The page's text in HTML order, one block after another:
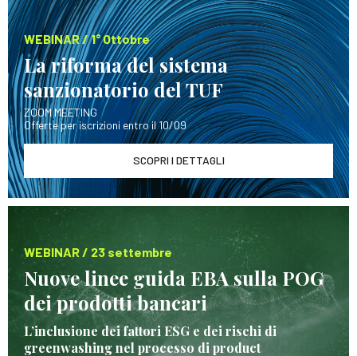
WEBINAR / 1° Ottobre
La riforma del sistema
sanzionatorio del TUF
ZOOM MEETING
Offerte per iscrizioni entro il 10/09
SCOPRI I DETTAGLI
WEBINAR / 23 settembre
Nuove linee guida EBA sulla POG
dei prodotti bancari
L’inclusione dei fattori ESG e dei rischi di
greenwashing nel processo di product